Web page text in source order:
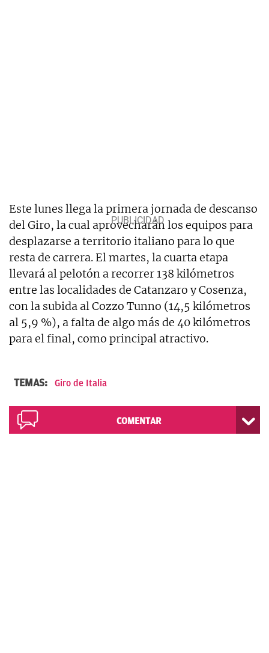
Este lunes llega la primera jornada de descanso
del Giro, la cual aprovecharán los equipos para
desplazarse a territorio italiano para lo que
resta de carrera. El martes, la cuarta etapa
llevará al pelotón a recorrer 138 kilómetros
entre las localidades de Catanzaro y Cosenza,
con la subida al Cozzo Tunno (14,5 kilómetros
al 5,9 %), a falta de algo más de 40 kilómetros
para el final, como principal atractivo.
TEMAS: Giro de Italia
COMENTAR